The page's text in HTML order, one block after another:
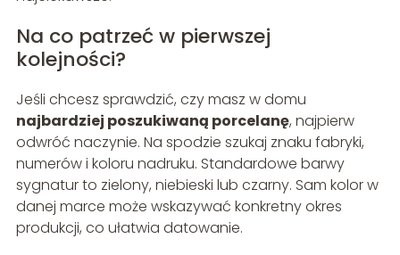
Na co patrzeć w pierwszej
kolejności?
Jeśli chcesz sprawdzić, czy masz w domu
najbardziej poszukiwaną porcelanę, najpierw
odwróć naczynie. Na spodzie szukaj znaku fabryki,
numerów i koloru nadruku. Standardowe barwy
sygnatur to zielony, niebieski lub czarny. Sam kolor w
danej marce może wskazywać konkretny okres
produkcji, co ułatwia datowanie.